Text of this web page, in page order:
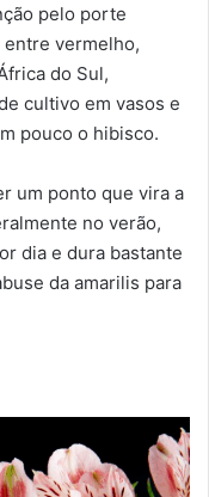
pelo porte
vermelho,
do Sul,
cultivo em vasos e
pouco o hibisco.
um ponto que vira a
no verão,
dia e dura bastante
da amarilis para